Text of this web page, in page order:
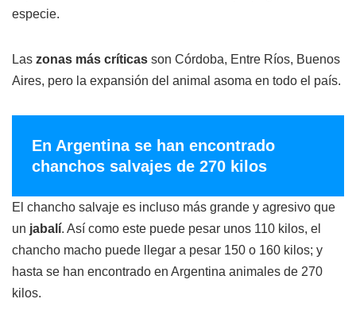
especie.
Las zonas más críticas son Córdoba, Entre Ríos, Buenos
Aires, pero la expansión del animal asoma en todo el país.
En Argentina se han encontrado
chanchos salvajes de 270 kilos
El chancho salvaje es incluso más grande y agresivo que
un jabalí. Así como este puede pesar unos 110 kilos, el
chancho macho puede llegar a pesar 150 o 160 kilos; y
hasta se han encontrado en Argentina animales de 270
kilos.